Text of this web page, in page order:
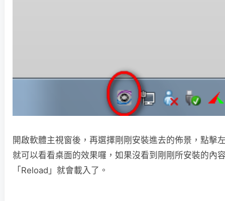
開啟軟體主視窗後，再選擇剛剛安裝進去的佈景，點擊
就可以看看桌面的效果囉，如果沒看到剛剛所安裝的內
「Reload」就會載入了。